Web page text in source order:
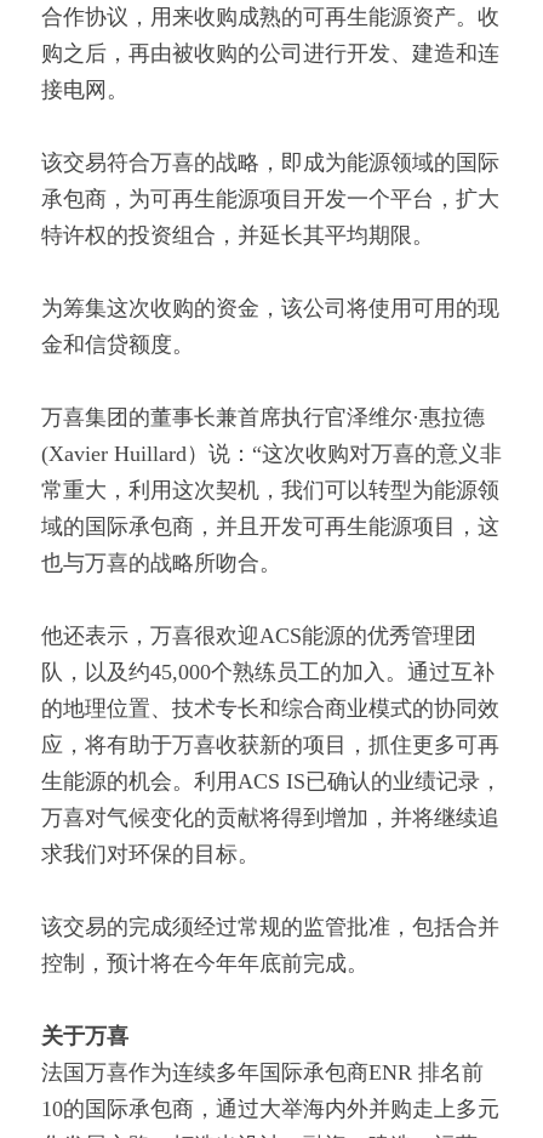
合作协议，用来收购成熟的可再生能源资产。收
购之后，再由被收购的公司进行开发、建造和连
接电网。
该交易符合万喜的战略­­，即成为能源领域的国际
承包商，为可再生能源项目开发一个平台，扩大
特许权的投资组合，并延长其平均期限。
为筹集这次收购的资金，该公司将使用可用的现
金和信贷额度。
万喜集团的董事长兼首席执行官泽维尔·惠拉德
(Xavier Huillard）说：“这次收购对万喜的意义非
常重大，利用这次契机，我们可以转型为能源领
域的国际承包商，并且开发可再生能源项目，这
也与万喜的战略所吻合。
他还表示，万喜很欢迎ACS能源的优秀管理团
队，以及约45,000个熟练员工的加入。通过互补
的地理位置、技术专长和综合商业模式的协同效
应，将有助于万喜收获新的项目，抓住更多可再
生能源的机会。利用ACS IS已确认的业绩记录，
万喜对气候变化的贡献将得到增加，并将继续追
求我们对环保的目标。
该交易的完成须经过常规的监管批准，包括合并
控制，预计将在今年年底前完成。
关于万喜
法国万喜作为连续多年国际承包商ENR 排名前
10的国际承包商，通过大举海内外并购走上多元